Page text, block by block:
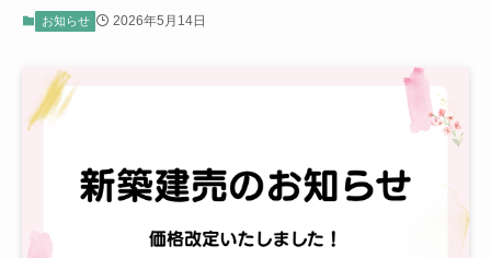
お知らせ 2026年5月14日